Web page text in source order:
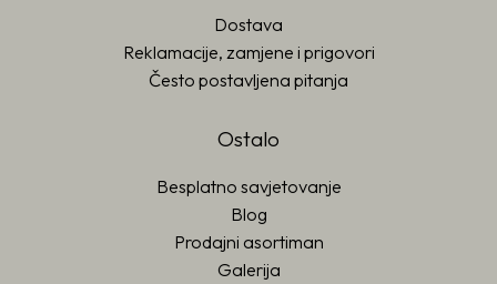
Dostava
Reklamacije, zamjene i prigovori
Često postavljena pitanja
Ostalo
Besplatno savjetovanje
Blog
Prodajni asortiman
Galerija